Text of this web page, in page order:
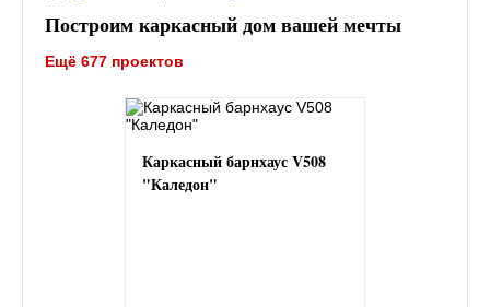
Построим каркасный дом вашей мечты
Ещё 677 проектов
Каркасный барнхаус V508
"Каледон"